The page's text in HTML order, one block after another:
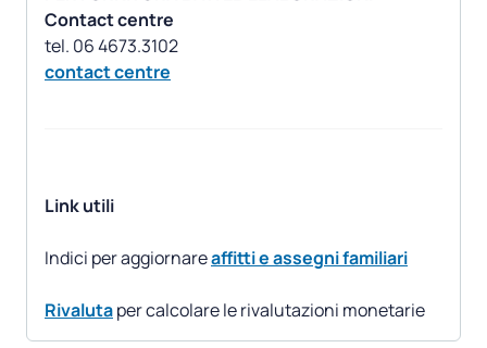
Contact centre
contact centre
Link utili
Indici per aggiornareaffitti e assegni familiari
Rivalutaper calcolare le rivalutazioni monetarie